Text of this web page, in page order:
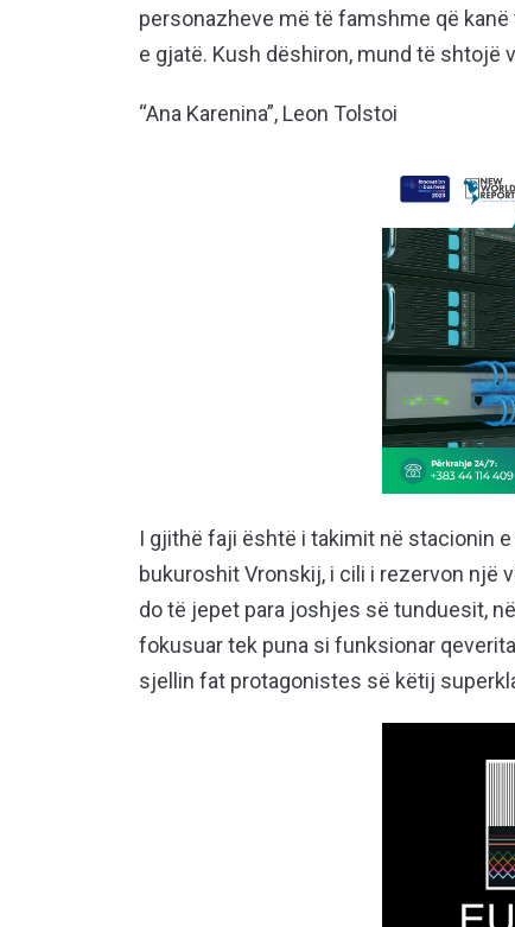
personazheve më të famshme që
e gjatë. Kush dëshiron, mund të shtojë
“Ana Karenina”, Leon Tolstoi
I gjithë faji është i takimit në stacionin
bukuroshit Vronskij, i cili i rezervon një
do të jepet para joshjes së tunduesit,
fokusuar tek puna si funksionar
sjellin fat protagonistes së këtij